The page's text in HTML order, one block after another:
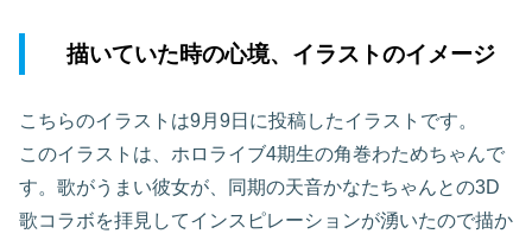
描いていた時の心境、イラストのイメージ
こちらのイラストは9月9日に投稿したイラストです。
このイラストは、ホロライブ4期生の角巻わためちゃんで
す。歌がうまい彼女が、同期の天音かなたちゃんとの3D
歌コラボを拝見してインスピレーションが湧いたので描か